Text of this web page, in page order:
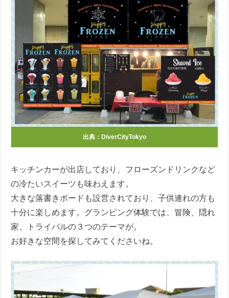
出典： DiverCityTokyo
キッチンカーが出店しており、フローズンドリンクなど
の冷たいスイーツも味わえます。
大きな落書きボードも設営されており、子供連れの方も
十分に楽しめます。グランピング体験では、冒険、隠れ
家、トライバルの３つのテーマが。
お好きな空間を探してみてくださいね。